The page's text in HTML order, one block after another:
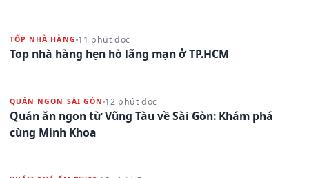
TỐP NHÀ HÀNG 11 phút đọc
Top nhà hàng hẹn hò lãng mạn ở TP.HCM
QUÁN NGON SÀI GÒN 12 phút đọc
Quán ăn ngon từ Vũng Tàu về Sài Gòn: Khám phá
cùng Minh Khoa